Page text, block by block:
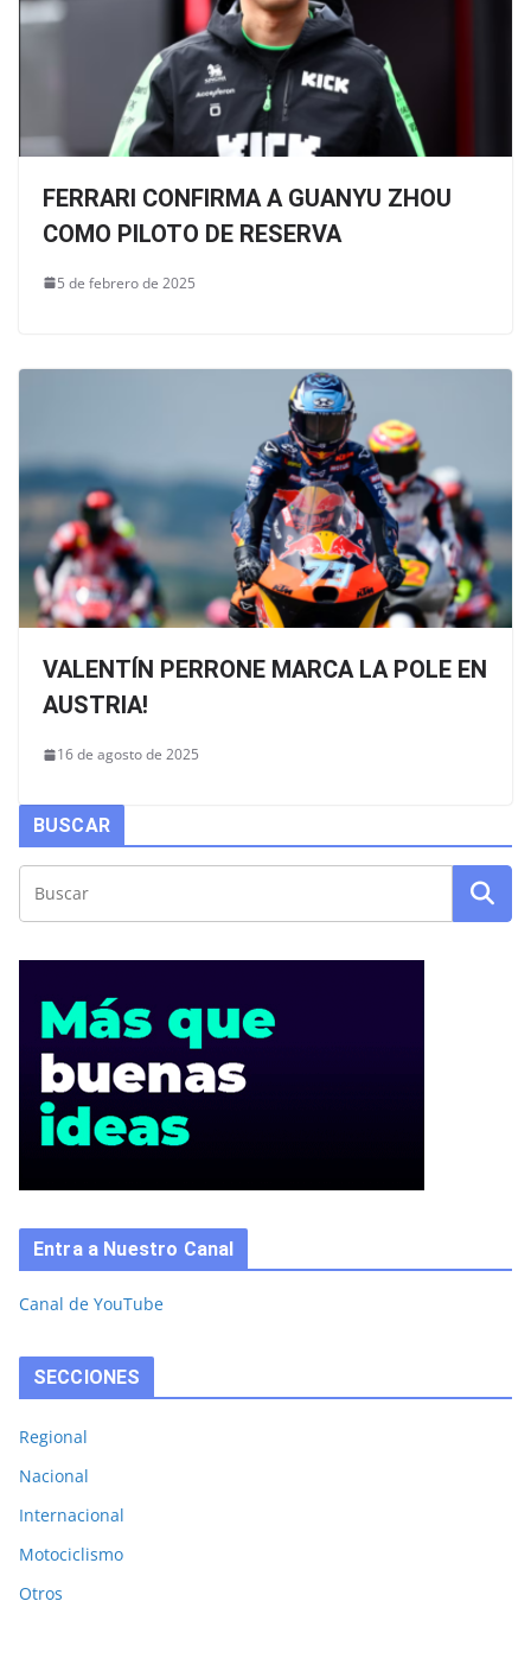
FERRARI CONFIRMA A GUANYU ZHOU
COMO PILOTO DE RESERVA
5 de febrero de 2025
VALENTÍN PERRONE MARCA LA POLE EN
AUSTRIA!
16 de agosto de 2025
BUSCAR
Entra a Nuestro Canal
Canal de YouTube
SECCIONES
Regional
Nacional
Internacional
Motociclismo
Otros